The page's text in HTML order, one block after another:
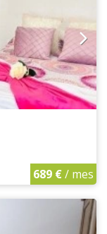
689 €/ mes